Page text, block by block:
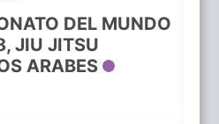
DEL MUNDO
JIU JITSU
ARABES